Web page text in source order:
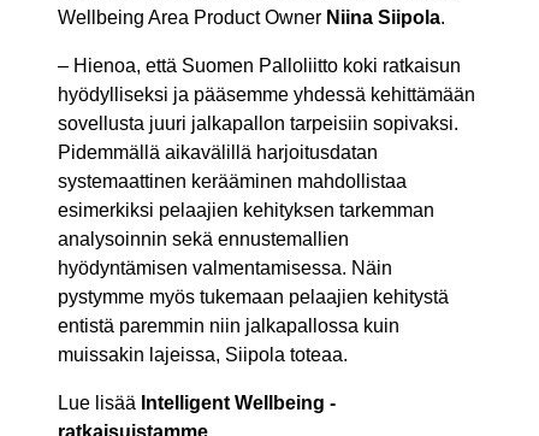
Wellbeing Area Product Owner Niina Siipola.
– Hienoa, että Suomen Palloliitto koki ratkaisun
hyödylliseksi ja pääsemme yhdessä kehittämään
sovellusta juuri jalkapallon tarpeisiin sopivaksi.
Pidemmällä aikavälillä harjoitusdatan
systemaattinen kerääminen mahdollistaa
esimerkiksi pelaajien kehityksen tarkemman
analysoinnin sekä ennustemallien
hyödyntämisen valmentamisessa. Näin
pystymme myös tukemaan pelaajien kehitystä
entistä paremmin niin jalkapallossa kuin
muissakin lajeissa, Siipola toteaa.
Lue lisää Intelligent Wellbeing -
ratkaisuistamme.